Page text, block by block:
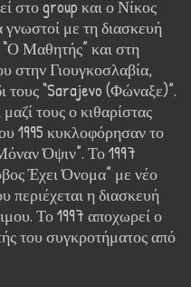
στο group και ο Νίκος
με τη διασκευή
Μαθητής” και στη
στην Γιουγκοσλαβία,
τους “Sarajevo (Φώναξε)”.
τους ο κιθαρίστας
1995 κυκλοφόρησαν το
Όψιν”. Το 1997
Έχει Όνομα” με νέο
η διασκευή
Το 1997 αποχωρεί ο
του συγκροτήματος από